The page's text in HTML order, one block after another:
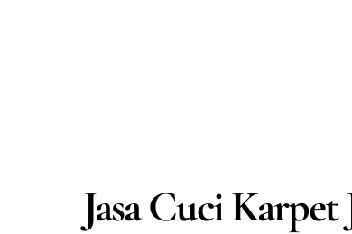
Jasa Cuci